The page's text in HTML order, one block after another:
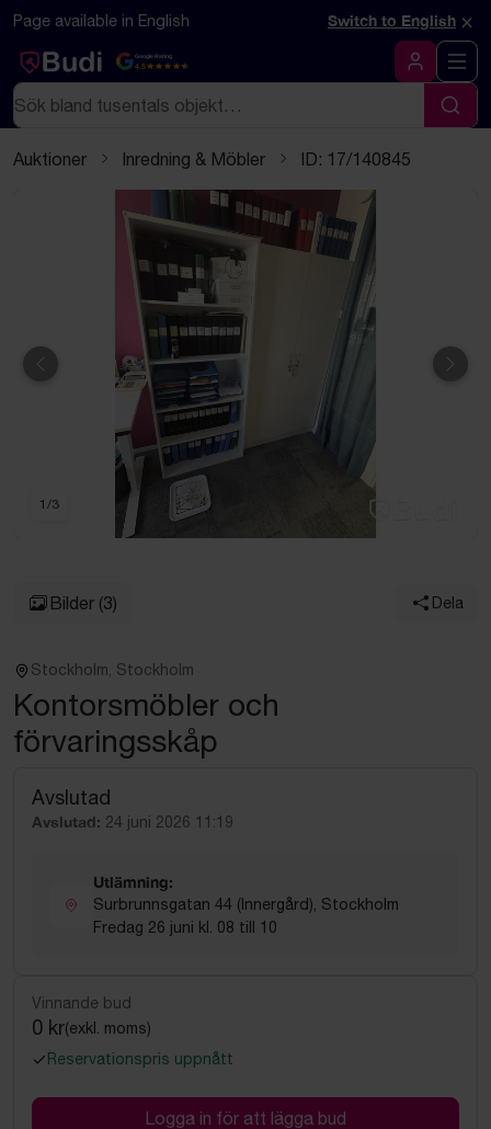
Hoppa till innehåll
Textbaserad (markdown) version av denna sida
Page available in English Switch to English ×
Google Rating
4.5
Logga in
Sök
Sök
Auktioner Inredning & Möbler ID: 17/140845
Föregående
1 /3
Bilder (3) Dela
Stockholm, Stockholm
Kontorsmöbler och
förvaringsskåp
Avslutad
Avslutad: 24 juni 2026 11:19
Utlämning:
Surbrunnsgatan 44 (Innergård), Stockholm
Fredag 26 juni kl. 08 till 10
Vinnande bud
0 kr(exkl. moms)
Reservationspris uppnått
Logga in för att lägga bud